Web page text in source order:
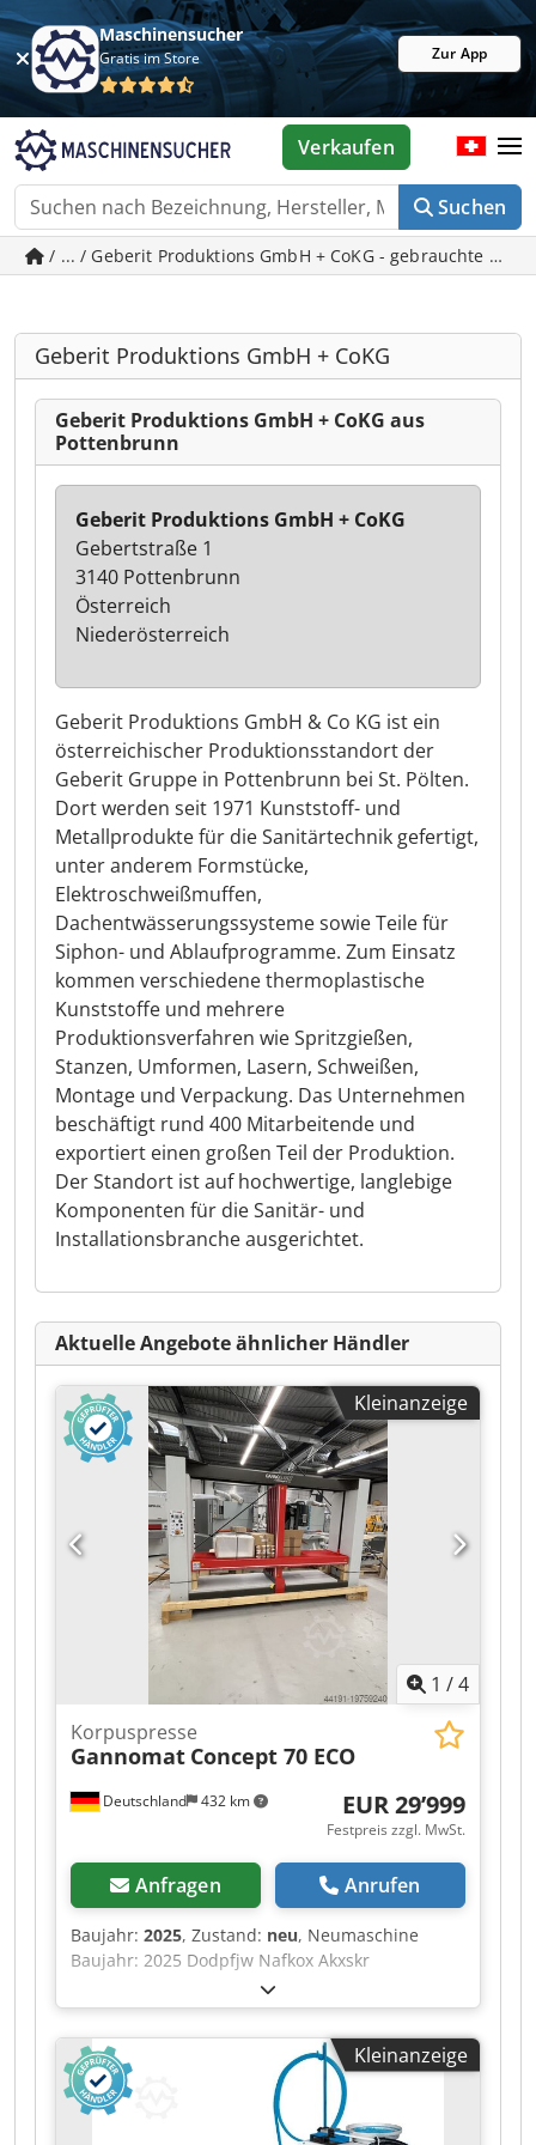
Maschinensucher
Gratis im Store Zur App
Suchen
Verkaufen
/ ... / Geberit Produktions GmbH + CoKG - gebrauchte
Geberit Produktions GmbH + CoKG
Geberit Produktions GmbH + CoKG aus
Pottenbrunn
Geberit Produktions GmbH & Co KG ist ein
österreichischer Produktionsstandort der
Geberit Gruppe in Pottenbrunn bei St. Pölten.
Dort werden seit 1971 Kunststoff- und
Metallprodukte für die Sanitärtechnik gefertigt,
unter anderem Formstücke,
Elektroschweißmuffen,
Dachentwässerungssysteme sowie Teile für
Siphon- und Ablaufprogramme. Zum Einsatz
kommen verschiedene thermoplastische
Kunststoffe und mehrere
Produktionsverfahren wie Spritzgießen,
Stanzen, Umformen, Lasern, Schweißen,
Montage und Verpackung. Das Unternehmen
beschäftigt rund 400 Mitarbeitende und
exportiert einen großen Teil der Produktion.
Der Standort ist auf hochwertige, langlebige
Komponenten für die Sanitär- und
Installationsbranche ausgerichtet.
Geberit Produktions GmbH + CoKG
Gebertstraße 1
3140 Pottenbrunn
Österreich
Niederösterreich
Aktuelle Angebote ähnlicher Händler
Kleinanzeige
1 /4
Deutschland 432 km
Korpuspresse
Gannomat Concept 70 ECO
EUR 29’999
Festpreis zzgl. MwSt.
Anfragen Anrufen
Baujahr: 2025, Zustand: neu, Neumaschine
Baujahr: 2025 Dodpfjw Nafkox Akxskr
Ausstattung und technische Daten: komplett in
Standardausführung mit: Stabiler,
verwindungsfreier Rahmen aus Stahl, in
Schweiß- und Schraubkonstruktion Lamellen-
Pressbalken OBEN mit 6 Elementen, Lamellen-
Pressbalken SEITLICH mit 5 Elementen Lamellen-
Pressbalken mit praxisbewährtem
Kleinanzeige